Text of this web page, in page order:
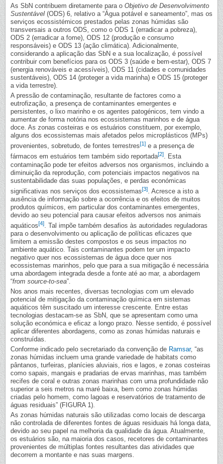
As SbN contribuem diretamente para o Objetivo de Desenvolvimento
Sustentável (ODS) 6, relativo a “Água potável e saneamento”, mas os
serviços ecossistémicos prestados pelas zonas húmidas são
transversais a outros ODS, como o ODS 1 (erradicar a pobreza),
ODS 2 (erradicar a fome), ODS 12 (produção e consumo
responsáveis) e ODS 13 (ação climática). Adicionalmente,
considerando a aplicação das SbN e a sua localização, é possível
contribuir com benefícios para os ODS 3 (saúde e bem-estar), ODS 7
(energia renováveis e acessíveis), ODS 11 (cidades e comunidades
sustentáveis), ODS 14 (proteger a vida marinha) e ODS 15 (proteger
a vida terrestre).
A pressão de contaminação, resultante de factores como a
eutrofização, a presença de contaminantes emergentes e
persistentes, o lixo marinho e os agentes patogénicos, tem vindo a
aumentar de forma notória nos ecossistemas marinhos e de água
doce. As zonas costeiras e os estuários constituem, por exemplo,
alguns dos ecossistemas mais afetados pelos microplásticos (MPs)
provenientes, sobretudo, de fontes terrestres[1] e a presença de
fármacos em estuários tem também sido reportada[2]. Esta
contaminação pode ter efeitos adversos nos organismos, incluindo a
diminuição da reprodução, com potenciais impactos negativos na
sustentabilidade das suas populações, e perdas económicas
significativas nos serviços dos ecossistemas[3] . Acresce a isto a
ausência de informação sobre a ocorrência e os efeitos de muitos
produtos químicos, em particular dos contaminantes emergentes,
devido ao seu potencial para causar efeitos adversos nos animais
aquáticos[4]. Tal impõe também desafios às autoridades reguladoras
para o desenvolvimento ou aplicação de políticas eficazes que
limitem a emissão destes compostos e os seus impactos no
ambiente aquático. Tais contaminantes podem ter um impacto
negativo quer nos ecossistemas de água doce quer nos
ecossistemas marinhos, pelo que para a sua mitigação é necessária
uma abordagem integrada desde a fonte até ao mar, a abordagem
“from source-to-sea”.
Nos anos mais recentes, diversas tecnologias com um elevado
potencial de mitigação da contaminação química em sistemas
aquáticos têm suscitado um interesse crescente. Entre estas
tecnologias destacam-se as SbN, que se apresentam como uma
solução económica e eficaz a longo prazo. Nesse sentido, é possível
aplicar diferentes abordagens, como as zonas húmidas naturais e
construídas.
Conforme indicado pelo secretariado da convenção de Ramsar, “as
zonas húmidas incluem uma grande variedade de habitats como
pântanos, turfeiras, planícies aluviais, rios e lagos, e zonas costeiras
como sapais, mangais e pradarias de ervas marinhas, mas também
recifes de coral e outras zonas marinhas com uma profundidade não
superior a seis metros na maré baixa, bem como zonas húmidas
criadas pelo homem, como lagoas e reservatórios de tratamento de
águas residuais” (FIGURA 1).
As zonas húmidas naturais são utilizadas como locais de descarga
não controlada de diferentes fontes de águas residuais há longa data,
devido ao seu papel na melhoria da qualidade da água. Atualmente,
os estuários são, na maioria dos casos, recetores de contaminantes
provenientes de múltiplas fontes resultantes das atividades que
decorrem a montante e nas suas margens.